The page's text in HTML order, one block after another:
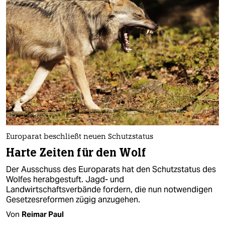
Europarat beschließt neuen Schutzstatus
Harte Zeiten für den Wolf
Der Ausschuss des Europarats hat den Schutzstatus des
Wolfes herabgestuft. Jagd- und
Landwirtschaftsverbände fordern, die nun notwendigen
Gesetzesreformen zügig anzugehen.
Von Reimar Paul